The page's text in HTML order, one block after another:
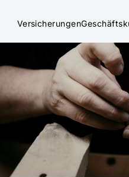
Versicherungen